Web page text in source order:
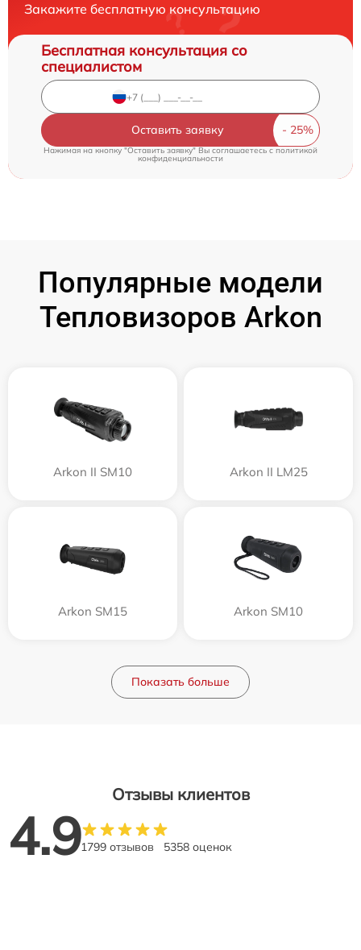
Закажите бесплатную консультацию
Бесплатная консультация со
специалистом
Оставить заявку
Нажимая на кнопку "Оставить заявку" Вы соглашаетесь c политикой
конфиденциальности
Популярные модели
Тепловизоров Arkon
Arkon II SM10 Arkon II LM25
Arkon SM15 Arkon SM10
Показать больше
Отзывы клиентов
4.91799 отзывов 5358 оценок